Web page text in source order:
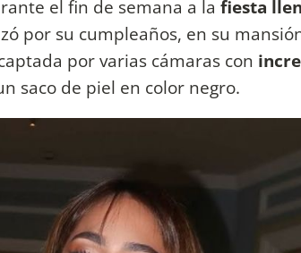
el fin de semana a la fiesta
por su cumpleaños, en su
por varias cámaras con
saco de piel en color negro.